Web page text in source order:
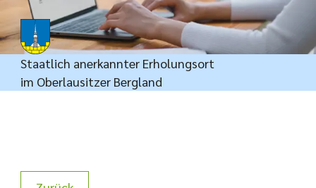
Staatlich anerkannter Erholungsort
im Oberlausitzer Bergland